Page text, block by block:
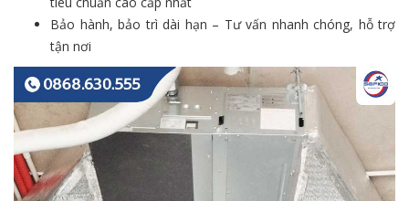
Bảo hành, bảo trì dài hạn – Tư vấn nhanh chóng, hỗ trợ
tận nơi